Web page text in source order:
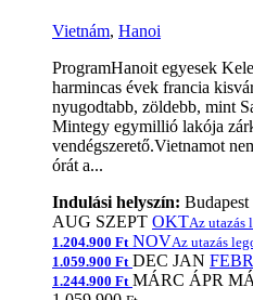
Vietnám, Hanoi
ProgramHanoit egyesek
harmincas évek francia
nyugodtabb, zöldebb, mint
Mintegy egymillió lakója
vendégszerető.Vietnamot
órát a...
Indulási helyszín: Budapest
AUG SZEPT OKTAz utazás
1.204.900 Ft NOVAz utazás
1.059.900 Ft DEC JAN FEBR
1.244.900 Ft MÁRC ÁPR